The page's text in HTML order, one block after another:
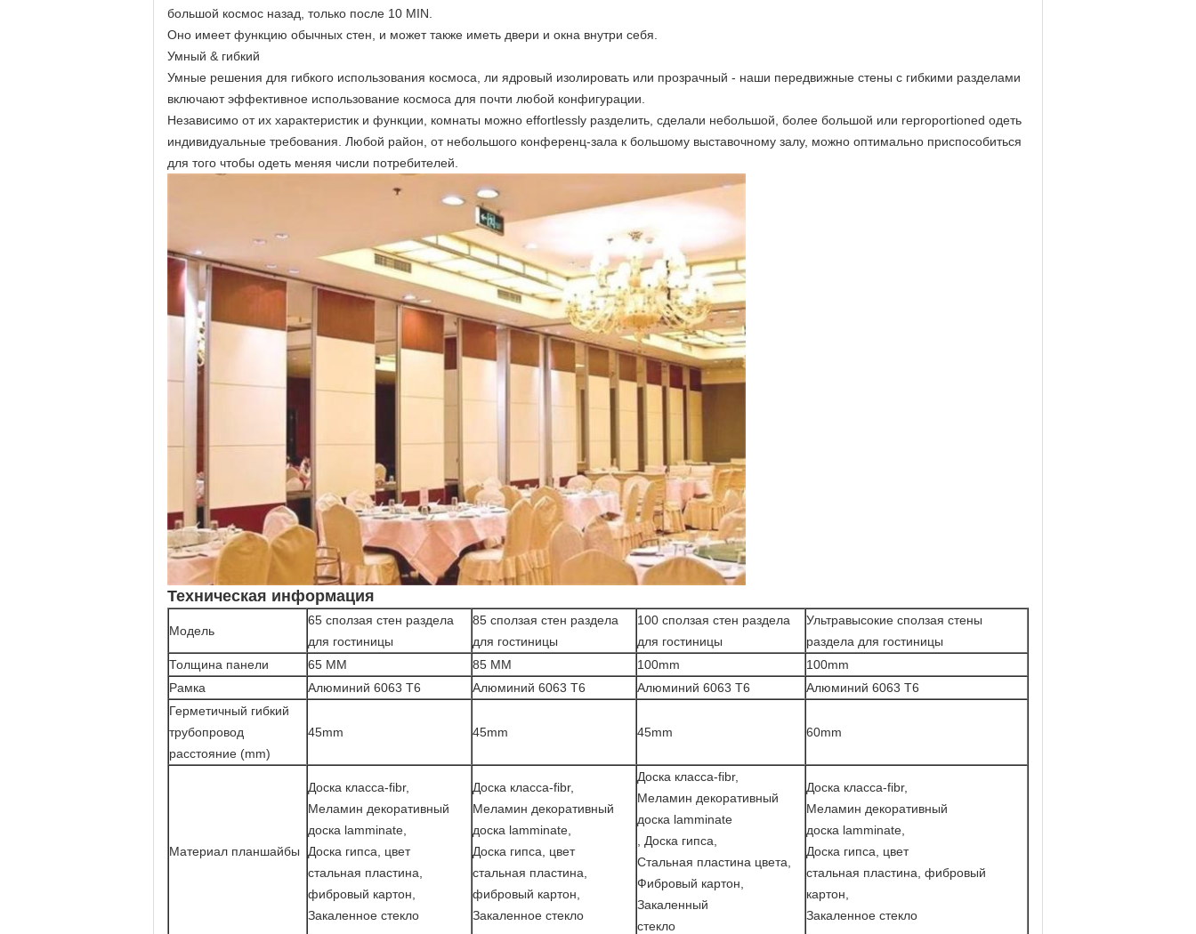
большой космос назад, только после 10 MIN.
Оно имеет функцию обычных стен, и может также иметь двери и окна внутри себя.
Умный & гибкий
Умные решения для гибкого использования космоса, ли ядровый изолировать или прозрачный - наши передвижные стены с гибкими разделами
включают эффективное использование космоса для почти любой конфигурации.
Независимо от их характеристик и функции, комнаты можно effortlessly разделить, сделали небольшой, более большой или reproportioned одеть
индивидуальные требования. Любой район, от небольшого конференц-зала к большому выставочному залу, можно оптимально приспособиться
для того чтобы одеть меняя числи потребителей.
Техническая информация
Модель
65 сползая стен раздела
для гостиницы
85 сползая стен раздела
для гостиницы
100 сползая стен раздела
для гостиницы
Ультравысокие сползая стены
раздела для гостиницы
Толщина панели
65 MM 85 MM 100mm
100mm
Рамка
Алюминий 6063 T6 Алюминий 6063 T6 Алюминий 6063 T6
Алюминий 6063 T6
Герметичный гибкий
трубопровод
расстояние (mm)
45mm 45mm 45mm 60mm
Материал планшайбы
Доска класса-fibr,
Меламин декоративный
доска lamminate,
Доска гипса, цвет
стальная пластина,
фибровый картон,
Закаленное стекло
Доска класса-fibr,
Меламин декоративный
доска lamminate,
Доска гипса, цвет
стальная пластина,
фибровый картон,
Закаленное стекло
Доска класса-fibr,
Меламин декоративный
доска lamminate
, Доска гипса,
Стальная пластина цвета,
Фибровый картон,
Закаленный
стекло
Доска класса-fibr,
Меламин декоративный
доска lamminate,
Доска гипса, цвет
стальная пластина, фибровый
картон,
Закаленное стекло